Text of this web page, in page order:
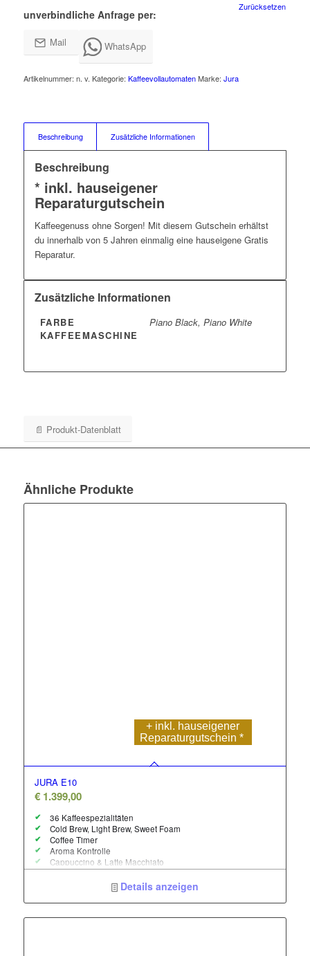
Zurücksetzen
unverbindliche Anfrage per:
Mail WhatsApp
Artikelnummer: n. v. Kategorie: Kaffeevollautomaten Marke: Jura
Beschreibung Zusätzliche Informationen
Beschreibung
* inkl. hauseigener
Reparaturgutschein
Kaffeegenuss ohne Sorgen! Mit diesem Gutschein erhältst
du innerhalb von 5 Jahren einmalig eine hauseigene Gratis
Reparatur.
Zusätzliche Informationen
FARBE
KAFFEEMASCHINE
Piano Black, Piano White
📄 Produkt-Datenblatt
Ähnliche Produkte
+ inkl. hauseigener
Reparaturgutschein *
JURA E10
€1.399,00
36 Kaffeespezialitäten
Cold Brew, Light Brew, Sweet Foam
Coffee Timer
Aroma Kontrolle
Cappuccino & Latte Macchiato
P.A.G.2 + Mahlwerk – noch besser
modernes Farbdisplay
Kompatibel mit J.O.E
One Touch Milchsystem Reinigung
Details anzeigen